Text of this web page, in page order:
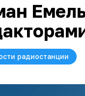
радиостанции